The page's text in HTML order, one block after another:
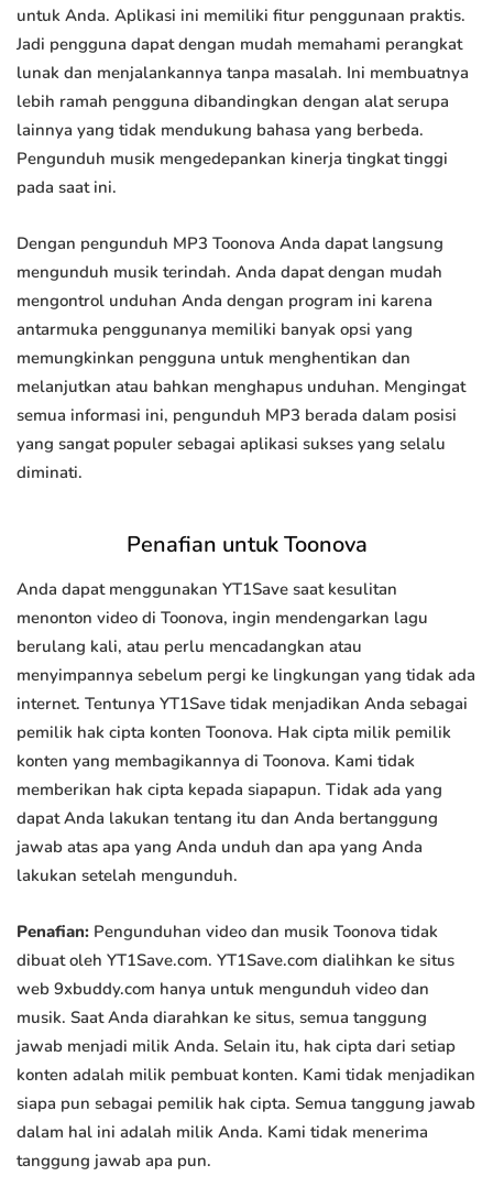
untuk Anda. Aplikasi ini memiliki fitur penggunaan praktis.
Jadi pengguna dapat dengan mudah memahami perangkat
lunak dan menjalankannya tanpa masalah. Ini membuatnya
lebih ramah pengguna dibandingkan dengan alat serupa
lainnya yang tidak mendukung bahasa yang berbeda.
Pengunduh musik mengedepankan kinerja tingkat tinggi
pada saat ini.
Dengan pengunduh MP3 Toonova Anda dapat langsung
mengunduh musik terindah. Anda dapat dengan mudah
mengontrol unduhan Anda dengan program ini karena
antarmuka penggunanya memiliki banyak opsi yang
memungkinkan pengguna untuk menghentikan dan
melanjutkan atau bahkan menghapus unduhan. Mengingat
semua informasi ini, pengunduh MP3 berada dalam posisi
yang sangat populer sebagai aplikasi sukses yang selalu
diminati.
Penafian untuk Toonova
Anda dapat menggunakan YT1Save saat kesulitan
menonton video di Toonova, ingin mendengarkan lagu
berulang kali, atau perlu mencadangkan atau
menyimpannya sebelum pergi ke lingkungan yang tidak ada
internet. Tentunya YT1Save tidak menjadikan Anda sebagai
pemilik hak cipta konten Toonova. Hak cipta milik pemilik
konten yang membagikannya di Toonova. Kami tidak
memberikan hak cipta kepada siapapun. Tidak ada yang
dapat Anda lakukan tentang itu dan Anda bertanggung
jawab atas apa yang Anda unduh dan apa yang Anda
lakukan setelah mengunduh.
Penafian: Pengunduhan video dan musik Toonova tidak
dibuat oleh YT1Save.com. YT1Save.com dialihkan ke situs
web 9xbuddy.com hanya untuk mengunduh video dan
musik. Saat Anda diarahkan ke situs, semua tanggung
jawab menjadi milik Anda. Selain itu, hak cipta dari setiap
konten adalah milik pembuat konten. Kami tidak menjadikan
siapa pun sebagai pemilik hak cipta. Semua tanggung jawab
dalam hal ini adalah milik Anda. Kami tidak menerima
tanggung jawab apa pun.